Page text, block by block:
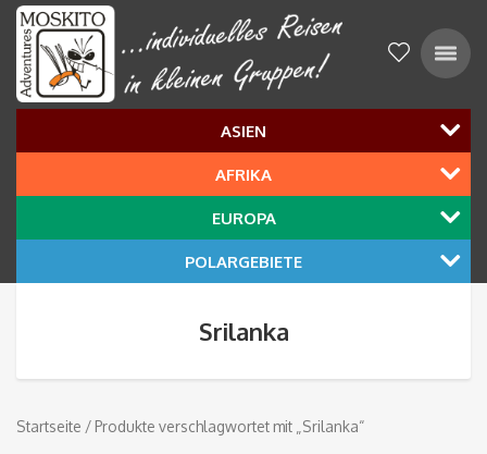
ASIEN
AFRIKA
EUROPA
POLARGEBIETE
Srilanka
Startseite / Produkte verschlagwortet mit „Srilanka“